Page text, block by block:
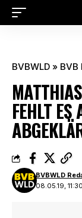
BVBWLD » BVB
FEHLT
08.05.19, 11:30
BVBWLD